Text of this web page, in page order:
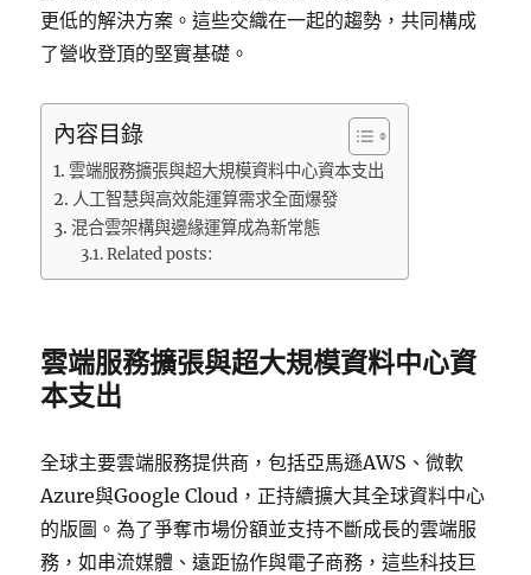
更低的解決方案。這些交織在一起的趨勢，共同構成
了營收登頂的堅實基礎。
內容目錄
雲端服務擴張與超大規模資料中心資本支出
人工智慧與高效能運算需求全面爆發
混合雲架構與邊緣運算成為新常態
Related posts:
雲端服務擴張與超大規模資料中心資
本支出
全球主要雲端服務提供商，包括亞馬遜AWS、微軟
Azure與Google Cloud，正持續擴大其全球資料中心
的版圖。為了爭奪市場份額並支持不斷成長的雲端服
務，如串流媒體、遠距協作與電子商務，這些科技巨